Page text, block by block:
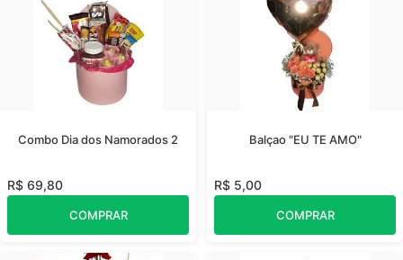
Combo Dia dos Namorados 2
R$ 69,80
COMPRAR
Balçao "EU TE AMO"
R$ 5,00
COMPRAR